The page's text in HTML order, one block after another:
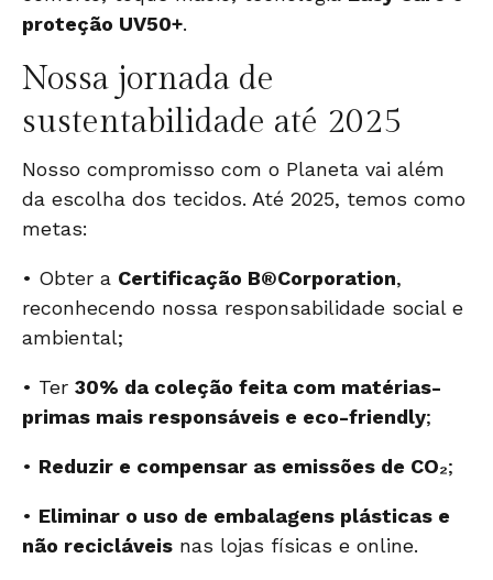
proteção UV50+.
Nossa jornada de
sustentabilidade até 2025
Nosso compromisso com o Planeta vai além
da escolha dos tecidos. Até 2025, temos como
metas:
• Obter a Certificação B®Corporation,
reconhecendo nossa responsabilidade social e
ambiental;
• Ter 30% da coleção feita com matérias-
primas mais responsáveis e eco-friendly;
• Reduzir e compensar as emissões de CO₂;
• Eliminar o uso de embalagens plásticas e
não recicláveis nas lojas físicas e online.